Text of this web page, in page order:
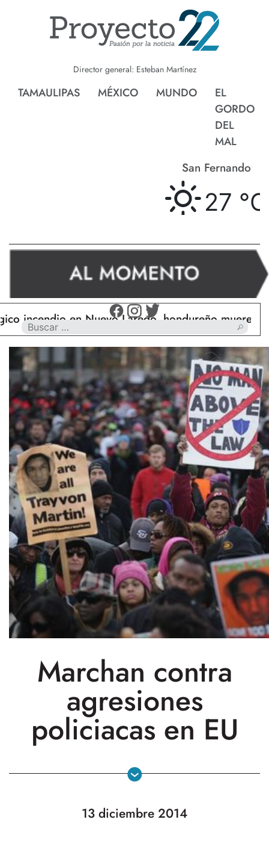
Director general: Esteban Martínez
TAMAULIPAS MÉXICO MUNDO
EL
GORDO
DEL
MAL
27 °C
en Nuevo Laredo, hondureño muere calcinado
Marchan contra
agresiones
policiacas en EU
13 diciembre 2014